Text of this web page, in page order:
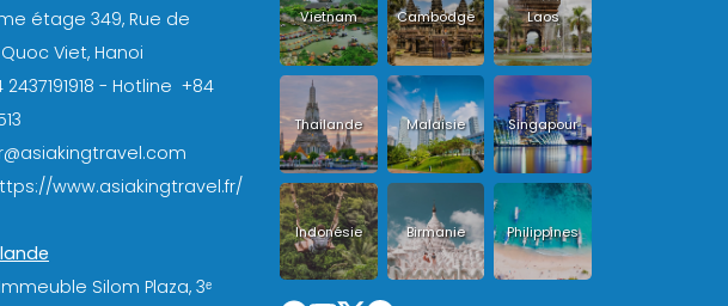
étage 349, Rue de
Viet, Hanoi
2437191918 - Hotline +84
www.asiakingtravel.fr/
Silom Plaza, 3ᵉ
Vietnam Cambodge Laos
Thailande Malaisie Singapour
Indonésie Birmanie Philippines